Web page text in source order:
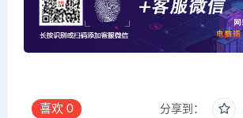
喜欢 0 分享到：